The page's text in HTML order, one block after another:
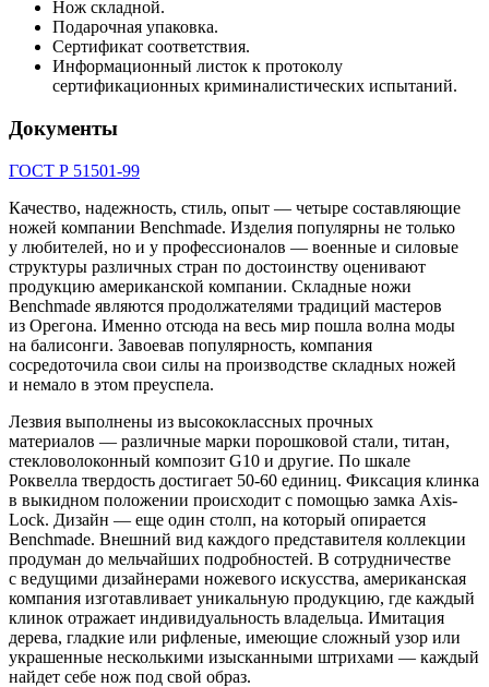
Нож складной.
Подарочная упаковка.
Сертификат соответствия.
Информационный листок к протоколу
сертификационных криминалистических испытаний.
Документы
ГОСТ Р 51501-99
Качество, надежность, стиль, опыт — четыре составляющие
ножей компании Benchmade. Изделия популярны не только
у любителей, но и у профессионалов — военные и силовые
структуры различных стран по достоинству оценивают
продукцию американской компании. Складные ножи
Benchmade являются продолжателями традиций мастеров
из Орегона. Именно отсюда на весь мир пошла волна моды
на балисонги. Завоевав популярность, компания
сосредоточила свои силы на производстве складных ножей
и немало в этом преуспела.
Лезвия выполнены из высококлассных прочных
материалов — различные марки порошковой стали, титан,
стекловолоконный композит G10 и другие. По шкале
Роквелла твердость достигает 50-60 единиц. Фиксация клинка
в выкидном положении происходит с помощью замка Axis-
Lock. Дизайн — еще один столп, на который опирается
Benchmade. Внешний вид каждого представителя коллекции
продуман до мельчайших подробностей. В сотрудничестве
с ведущими дизайнерами ножевого искусства, американская
компания изготавливает уникальную продукцию, где каждый
клинок отражает индивидуальность владельца. Имитация
дерева, гладкие или рифленые, имеющие сложный узор или
украшенные несколькими изысканными штрихами — каждый
найдет себе нож под свой образ.